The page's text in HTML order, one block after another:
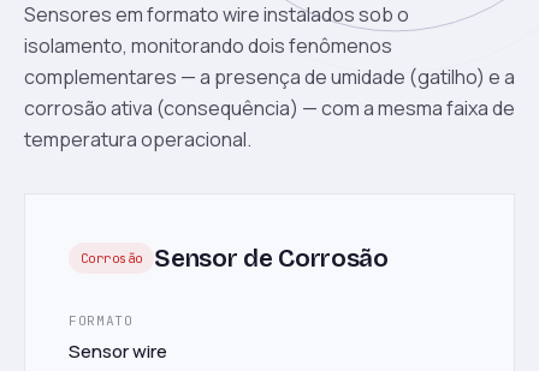
Sensores em formato wire instalados sob o
isolamento, monitorando dois fenômenos
complementares — a presença de umidade (gatilho) e a
corrosão ativa (consequência) — com a mesma faixa de
temperatura operacional.
Corrosão Sensor de Corrosão
FORMATO
Sensor wire